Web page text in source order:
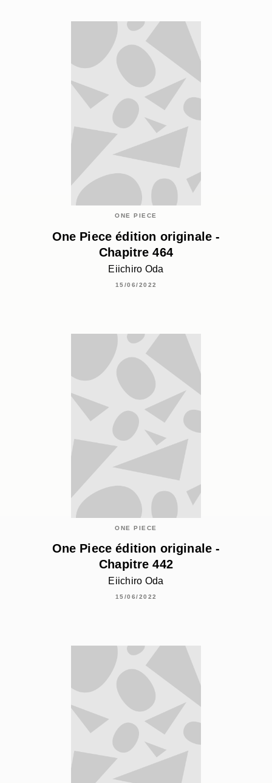
ONE PIECE
One Piece édition originale -
Chapitre 464
Eiichiro Oda
15/06/2022
ONE PIECE
One Piece édition originale -
Chapitre 442
Eiichiro Oda
15/06/2022